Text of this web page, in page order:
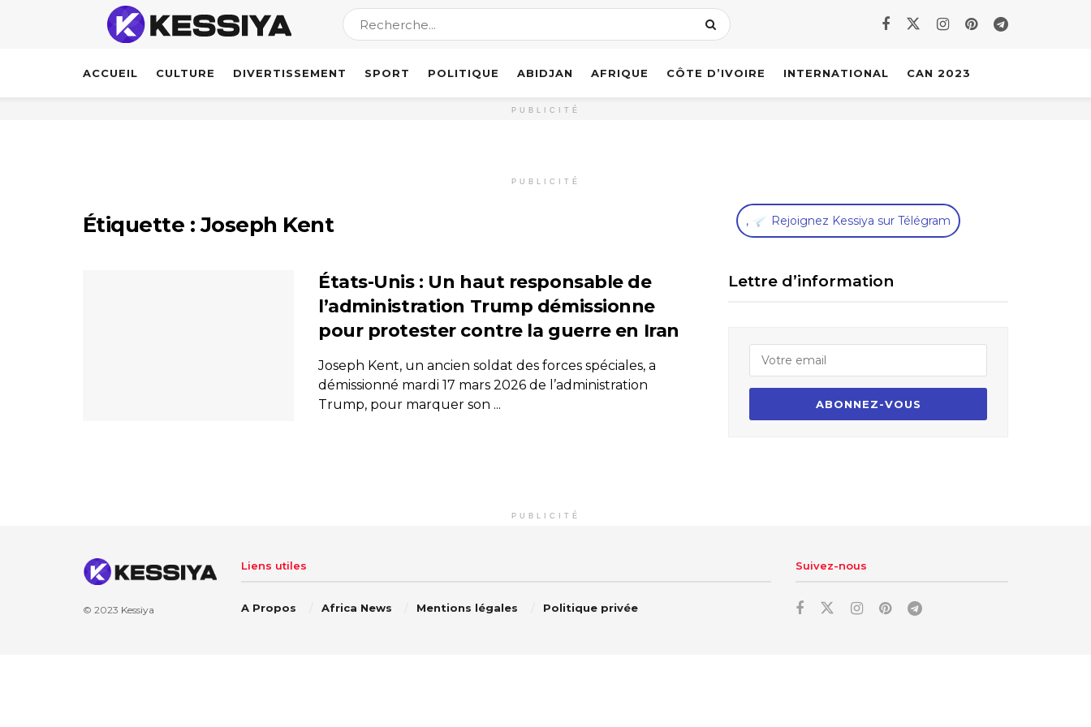
ACCUEIL CULTURE DIVERTISSEMENT SPORT POLITIQUE ABIDJAN AFRIQUE CÔTE D’IVOIRE INTERNATIONAL CAN 2023
PUBLICITÉ
PUBLICITÉ
Étiquette :Joseph Kent
États-Unis : Un haut responsable de
l’administration Trump démissionne
pour protester contre la guerre en Iran
Joseph Kent, un ancien soldat des forces spéciales, a
démissionné mardi 17 mars 2026 de l’administration
Trump, pour marquer son ...
, Rejoignez Kessiya sur Télégram
Lettre d’information
PUBLICITÉ
© 2023 Kessiya
Liens utiles
A Propos Africa News Mentions légales Politique privée
Suivez-nous